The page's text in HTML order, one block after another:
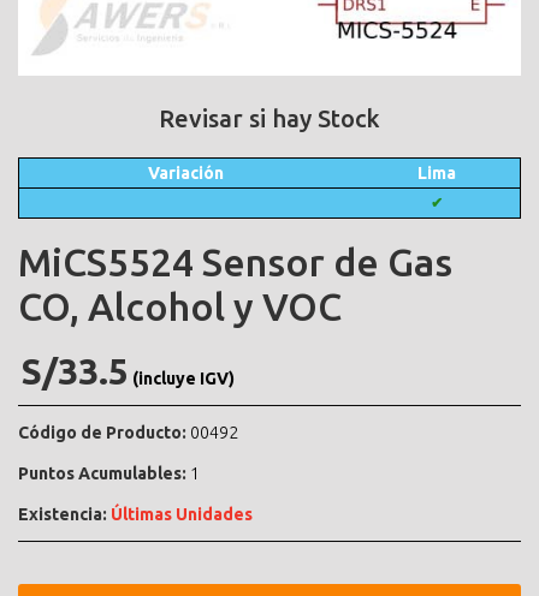
Revisar si hay Stock
Variación Lima
✔
MiCS5524 Sensor de Gas
CO, Alcohol y VOC
S/33.5 (incluye IGV)
Código de Producto: 00492
Puntos Acumulables: 1
Existencia: Últimas Unidades